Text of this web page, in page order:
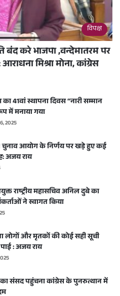
विपक्ष
बंद करे भाजपा ,वन्देमातरम पर
मिश्रा मोना, कांग्रेस
41वां स्थापना दिवस “नारी सम्मान
में मनाया गया
2025
! चुनाव आयोग के निर्णय पर खड़े हुए कई
अजय राय
राष्ट्रीय महासचिव अनिल दुबे का
ने स्वागत किया
लोगों और मृतकों की कोई सही सूची
: अजय राय
का संसद पहुंचना कांग्रेस के पुनरुत्थान में